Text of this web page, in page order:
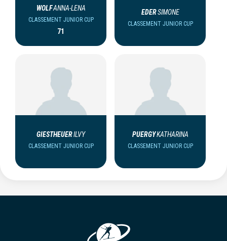
WOLFANNA-LENA
CLASSEMENT JUNIOR CUP
71
EDERSIMONE
CLASSEMENT JUNIOR CUP
GIESTHEUERILVY
CLASSEMENT JUNIOR CUP
PUERGYKATHARINA
CLASSEMENT JUNIOR CUP